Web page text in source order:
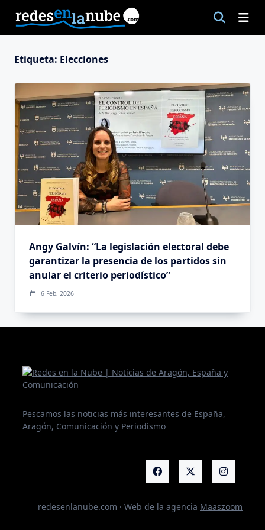
contenido
Etiqueta: Elecciones
Angy Galvín: “La legislación electoral debe
garantizar la presencia de los partidos sin
anular el criterio periodístico”
6 Feb, 2026
Pescamos las noticias más interesantes de España,
Aragón, Comunicación y Periodismo
redesenlanube.com · Web de la agencia Maaszoom